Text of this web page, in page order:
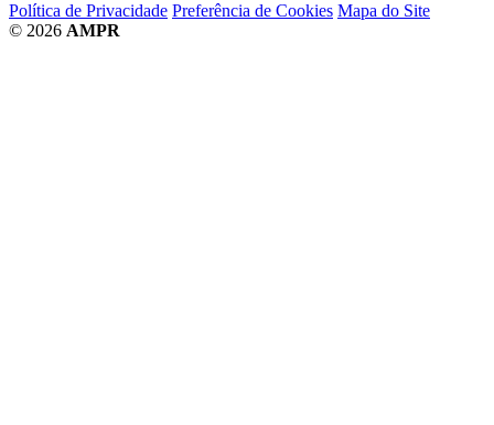
Política de Privacidade Preferência de Cookies Mapa do Site
© 2026 AMPR